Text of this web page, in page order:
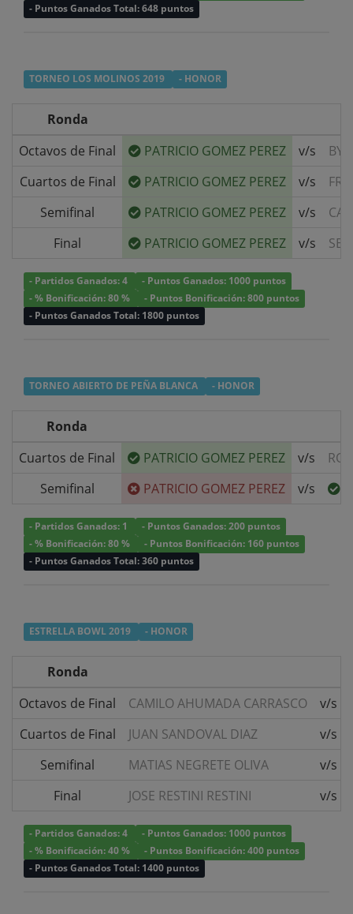
- Puntos Ganados Total: 648 puntos
TORNEO LOS MOLINOS 2019 - HONOR
Ronda
Octavos de Final
PATRICIO GOMEZ PEREZ v/s
BYE
Cuartos de Final
PATRICIO GOMEZ PEREZ v/s
Semifinal
PATRICIO GOMEZ PEREZ v/s
Final
PATRICIO GOMEZ PEREZ v/s
- Partidos Ganados: 4
- Puntos Ganados: 1000 puntos
- % Bonificación: 80 %
- Puntos Bonificación: 800 puntos
- Puntos Ganados Total: 1800 puntos
TORNEO ABIERTO DE PEÑA BLANCA - HONOR
Ronda
Cuartos de Final
PATRICIO GOMEZ PEREZ v/s
Semifinal
PATRICIO GOMEZ PEREZ v/s
- Partidos Ganados: 1
- Puntos Ganados: 200 puntos
- % Bonificación: 80 %
- Puntos Bonificación: 160 puntos
- Puntos Ganados Total: 360 puntos
ESTRELLA BOWL 2019 - HONOR
Ronda
Octavos de Final
CAMILO AHUMADA CARRASCO
v/s
Cuartos de Final
JUAN SANDOVAL DIAZ
v/s
Semifinal
MATIAS NEGRETE OLIVA
v/s
Final
JOSE RESTINI RESTINI v/s
- Partidos Ganados: 4
- Puntos Ganados: 1000 puntos
- % Bonificación: 40 %
- Puntos Bonificación: 400 puntos
- Puntos Ganados Total: 1400 puntos